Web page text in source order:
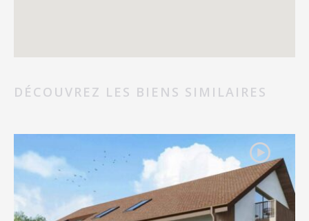
DÉCOUVREZ LES BIENS SIMILAIRES